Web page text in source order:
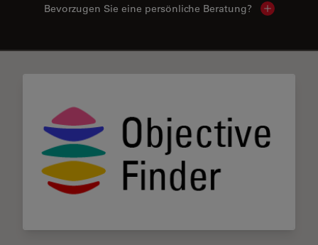
Bevorzugen Sie eine persönliche Beratung? Show